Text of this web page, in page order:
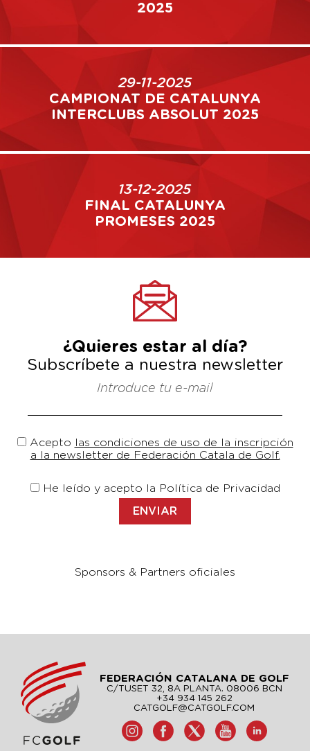
2025
29-11-2025
CAMPIONAT DE CATALUNYA
INTERCLUBS ABSOLUT 2025
13-12-2025
FINAL CATALUNYA
PROMESES 2025
¿Quieres estar al día?
Subscríbete a nuestra newsletter
Introduce tu e-mail
Acepto las condiciones de uso de la inscripción
a la newsletter de Federación Catala de Golf.
He leído y acepto la Política de Privacidad
Sponsors & Partners oficiales
FEDERACIÓN CATALANA DE GOLF
C/TUSET 32, 8A PLANTA. 08006 BCN
+34 934 145 262
CATGOLF@CATGOLF.COM